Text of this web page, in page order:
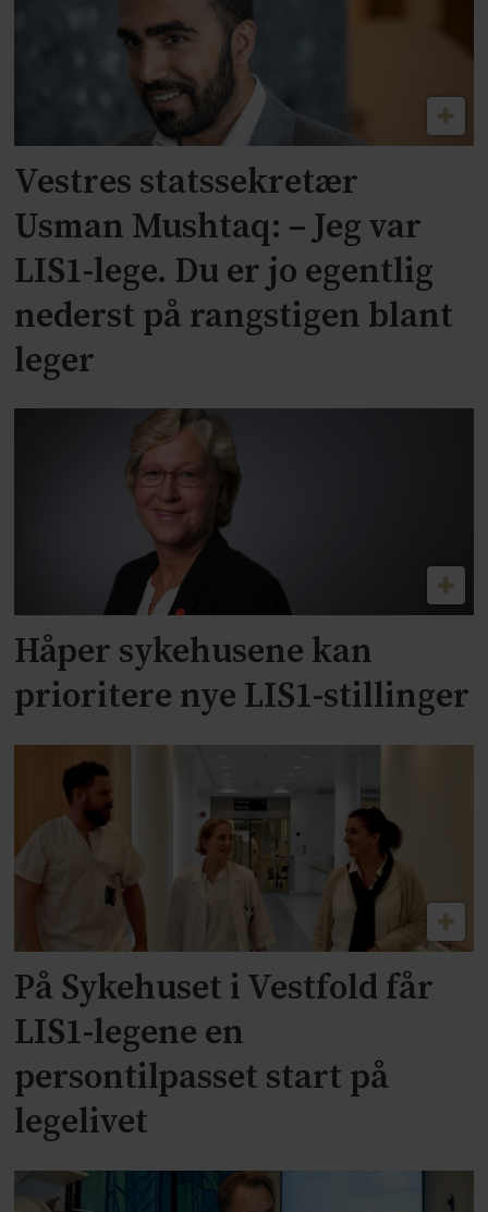
Vestres statssekretær
Usman Mushtaq: – Jeg var
LIS1-lege. Du er jo egentlig
nederst på rangstigen blant
leger
Håper sykehusene kan
prioritere nye LIS1-stillinger
På Sykehuset i Vestfold får
LIS1-legene en
persontilpasset start på
legelivet